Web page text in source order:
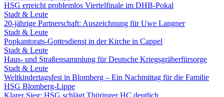
HSG erreicht problemlos Viertelfinale im DHB-Pokal
Stadt & Leute
20-jährige Partnerschaft: Auszeichnung für Uwe Langner
Stadt & Leute
Popkantorats-Gottesdienst in der Kirche in Cappel
Stadt & Leute
Haus- und Straßensammlung für Deutsche Kriegsgräberfürsorge
Stadt & Leute
Weltkindertagsfest in Blomberg – Ein Nachmittag für die Familie
HSG Blomberg-Lippe
Klarer Sieg: HSG schlägt Thüringer HC deutlich